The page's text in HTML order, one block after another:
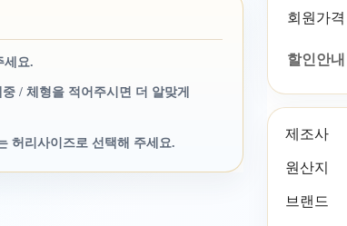
세요.
/ 체형을 적어주시면 더 알맞게
허리사이즈로 선택해 주세요.
회원가격
할인안내
제조사
원산지
브랜드